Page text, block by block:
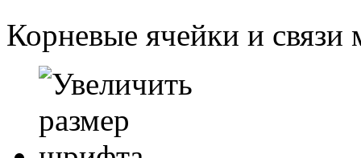
Корневые ячейки и